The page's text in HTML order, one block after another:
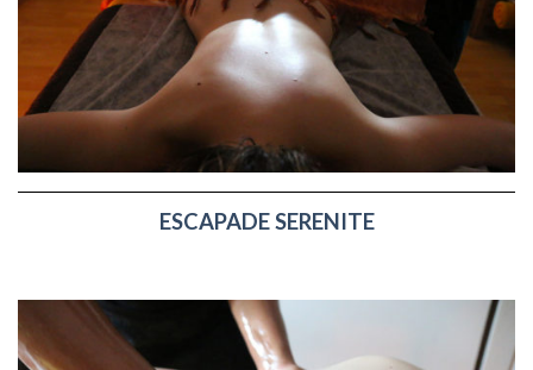
ESCAPADE SERENITE